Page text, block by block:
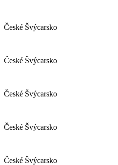
České Švýcarsko
České Švýcarsko
České Švýcarsko
České Švýcarsko
České Švýcarsko